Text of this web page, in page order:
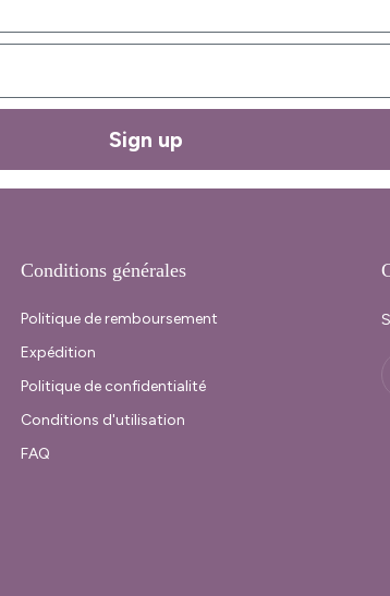
Sign up
Conditions générales
Politique de remboursement
Expédition
Politique de confidentialité
Conditions d'utilisation
FAQ